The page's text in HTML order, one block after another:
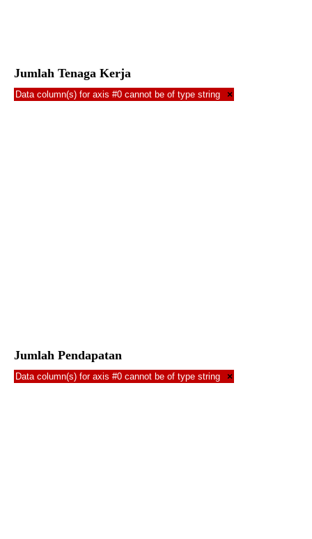
Jumlah Tenaga Kerja
Data column(s) for axis #0 cannot be of type string ×
Jumlah Pendapatan
Data column(s) for axis #0 cannot be of type string ×